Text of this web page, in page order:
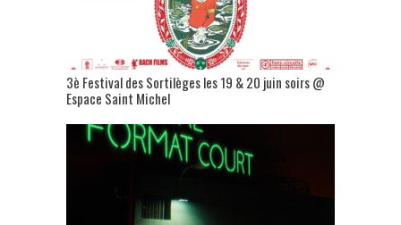
3è Festival des Sortilèges les 19 & 20 juin soirs @
Espace Saint Michel